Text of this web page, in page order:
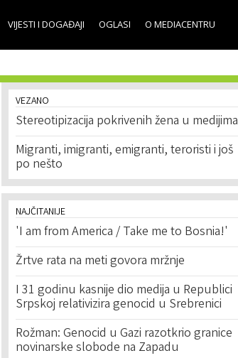
VIJESTI I DOGAĐAJI OGLASI O MEDIACENTRU
VEZANO
Stereotipizacija pokrivenih žena u medijima
Migranti, imigranti, emigranti, teroristi i još
po nešto
NAJČITANIJE
'I am from America / Take me to Bosnia!'
Žrtve rata na meti govora mržnje
I 31 godinu kasnije dio medija u Republici
Srpskoj relativizira genocid u Srebrenici
Rožman: Genocid u Gazi razotkrio granice
novinarske slobode na Zapadu